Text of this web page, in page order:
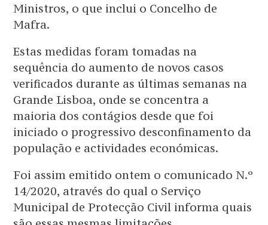
Ministros, o que inclui o Concelho de
Mafra.
Estas medidas foram tomadas na
sequência do aumento de novos casos
verificados durante as últimas semanas na
Grande Lisboa, onde se concentra a
maioria dos contágios desde que foi
iniciado o progressivo desconfinamento da
população e actividades económicas.
Foi assim emitido ontem o comunicado N.º
14/2020, através do qual o Serviço
Municipal de Protecção Civil informa quais